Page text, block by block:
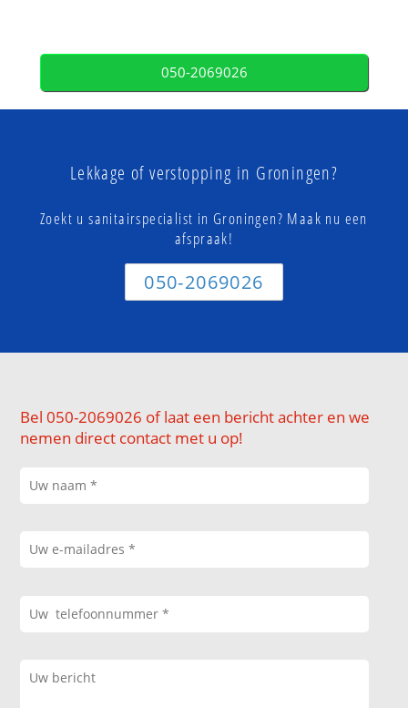
050-2069026
Lekkage of verstopping in Groningen?
Zoekt u sanitairspecialist in Groningen? Maak nu een
afspraak!
050-2069026
Bel 050-2069026 of laat een bericht achter en we
nemen direct contact met u op!